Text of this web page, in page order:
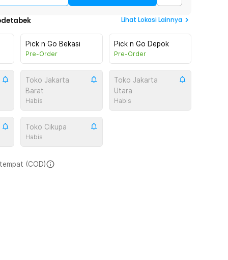
Lihat Lokasi Lainnya
Pick n Go Bekasi
Pre-Order
Pick n Go Depok
Pre-Order
Toko Jakarta
Barat
Habis
Toko Jakarta
Utara
Habis
Toko Cikupa
Habis
(COD)